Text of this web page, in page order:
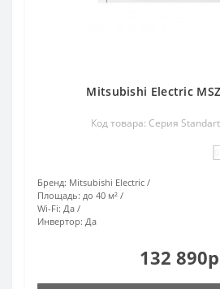
Mitsubishi Electric
Код товара: Серия
Бренд: Mitsubishi Electric
Площадь: до 40 м²
Wi-Fi: Да
Инвертор: Да
132